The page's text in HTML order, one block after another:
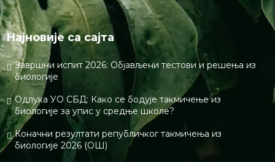
Најновије са сајта
Завршни испит 2026: Објављени тестови и решења из
биологије
Одлука УО СБД: Како се бодује такмичење из
биологије за упис у средње школе?
Коначни резултати републичког такмичења из
биологије 2026 (ОШ)